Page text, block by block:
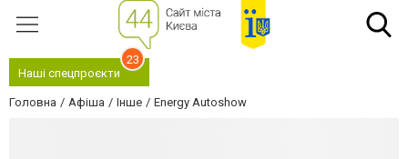
Наші спецпроєкти
23
Головна Афіша Інше Еnergy Autoshow